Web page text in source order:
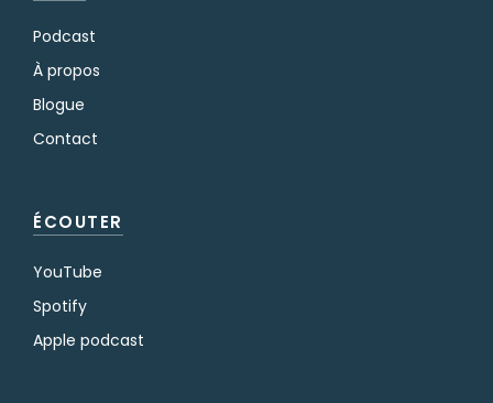
Podcast
À propos
Blogue
Contact
ÉCOUTER
YouTube
Spotify
Apple podcast